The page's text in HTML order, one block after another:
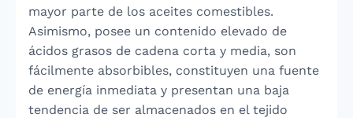
mayor parte de los aceites comestibles.
Asimismo, posee un contenido elevado de
ácidos grasos de cadena corta y media, son
fácilmente absorbibles, constituyen una fuente
de energía inmediata y presentan una baja
tendencia de ser almacenados en el tejido